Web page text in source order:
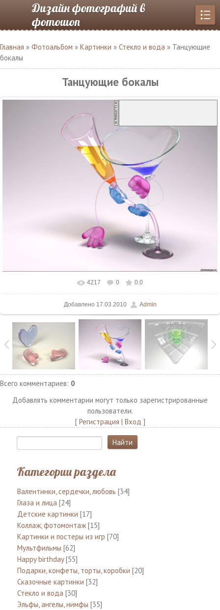
Дизайн фотографий в
фотошоп
Главная » Фотоальбом » Картинки » Стекло и вода » Танцующие
бокалы
Танцующие бокалы
В реальном размере 1280x1024
4217 0 0.0
Добавлено 17.03.2010 Admin
Всего комментариев: 0
Добавлять комментарии могут только зарегистрированные
пользователи.
[ Регистрация | Вход ]
Категории раздела
Валентинки, сердечки, любовь [34]
Глаза и лица [24]
Детские картинки [17]
Коллаж, фотомонтаж [15]
Картинки и постеры из игр [70]
Мультфильмы [62]
Happy birthday [55]
Подарки, конфеты, торты, коробки [20]
Сказочные картинки [32]
Стекло и вода [30]
Эльфы, ангелы, нимфы [35]